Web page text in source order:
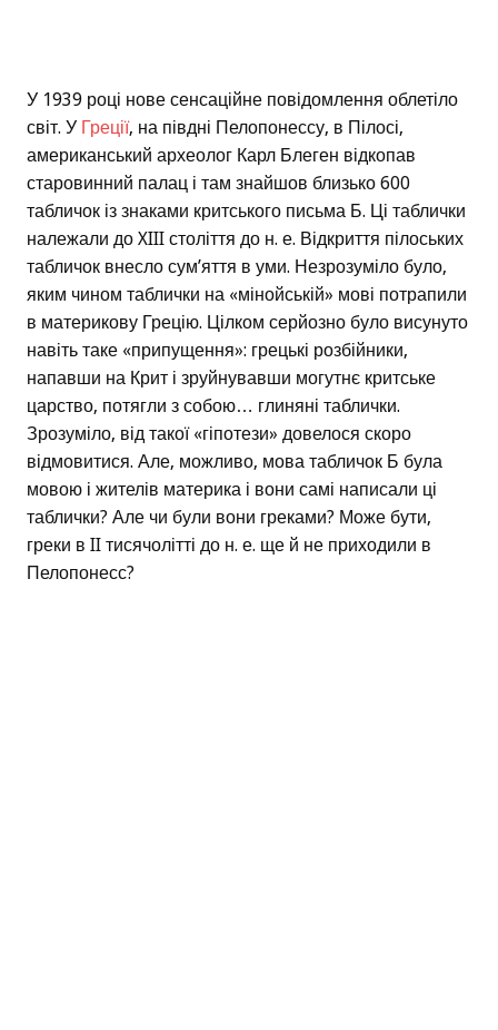
У 1939 році нове сенсаційне повідомлення облетіло
світ. У Греції, на півдні Пелопонессу, в Пілосі,
американський археолог Карл Блеген відкопав
старовинний палац і там знайшов близько 600
табличок із знаками критського письма Б. Ці таблички
належали до XIII століття до н. е. Відкриття пілоських
табличок внесло сум’яття в уми. Незрозуміло було,
яким чином таблички на «мінойській» мові потрапили
в материкову Грецію. Цілком серйозно було висунуто
навіть таке «припущення»: грецькі розбійники,
напавши на Крит і зруйнувавши могутнє критське
царство, потягли з собою… глиняні таблички.
Зрозуміло, від такої «гіпотези» довелося скоро
відмовитися. Але, можливо, мова табличок Б була
мовою і жителів материка і вони самі написали ці
таблички? Але чи були вони греками? Може бути,
греки в II тисячолітті до н. е. ще й не приходили в
Пелопонесс?